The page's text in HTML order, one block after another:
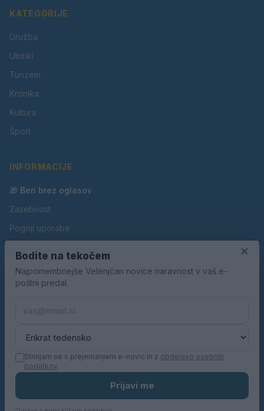
KATEGORIJE
Družba
Utrinki
Turizem
Kronika
Kultura
Šport
INFORMACIJE
🎁 Beri brez oglasov
Zasebnost
Pogoji uporabe
Oglaševanje
Kontakt
×
Bodite na tekočem
Najpomembnejše Velenjčan novice naravnost v vaš e-
poštni predal.
Strinjam se s prejemanjem e-novic in z obdelavo osebnih
podatkov.
Prijavi me